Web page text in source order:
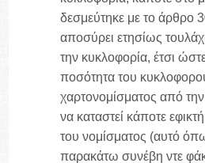
δεσμεύτηκε με το άρθρο
αποσύρει ετησίως
την κυκλοφορία, έτσι
ποσότητα του
χαρτονομίσματος από
να καταστεί κάποτε
του νομίσματος (αυτό
παρακάτω συνέβη ντε